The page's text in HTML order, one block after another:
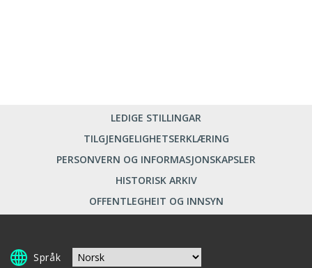
LEDIGE STILLINGAR
TILGJENGELIGHETSERKLÆRING
PERSONVERN OG INFORMASJONSKAPSLER
HISTORISK ARKIV
OFFENTLEGHEIT OG INNSYN
Språk